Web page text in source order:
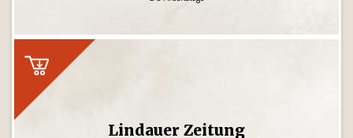
Lindauer Zeitung